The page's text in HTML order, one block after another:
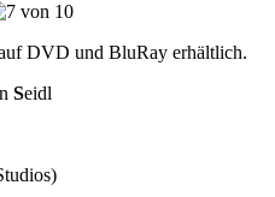
DVD und BluRay erhältlich.
Seidl